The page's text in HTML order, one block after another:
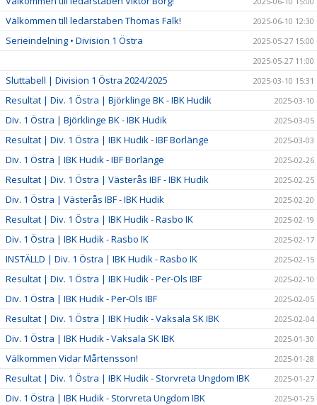
Välkommen till ledarstaben Thomas Falk! 2025-06-10 12:30
Serieindelning • Division 1 Östra
2025-05-27 15:00
2025-05-27 11:00
Sluttabell | Division 1 Östra 2024/2025 2025-03-10 15:31
Resultat | Div. 1 Östra | Björklinge BK - IBK Hudik 2025-03-10
Div. 1 Östra | Björklinge BK - IBK Hudik 2025-03-05
Resultat | Div. 1 Östra | IBK Hudik - IBF Borlänge 2025-03-03
Div. 1 Östra | IBK Hudik - IBF Borlänge 2025-02-26
Resultat | Div. 1 Östra | Västerås IBF - IBK Hudik 2025-02-25
Div. 1 Östra | Västerås IBF - IBK Hudik 2025-02-20
Resultat | Div. 1 Östra | IBK Hudik - Rasbo IK 2025-02-19
Div. 1 Östra | IBK Hudik - Rasbo IK 2025-02-17
INSTÄLLD | Div. 1 Östra | IBK Hudik - Rasbo IK 2025-02-15
Resultat | Div. 1 Östra | IBK Hudik - Per-Ols IBF 2025-02-10
Div. 1 Östra | IBK Hudik - Per-Ols IBF 2025-02-05
Resultat | Div. 1 Östra | IBK Hudik - Vaksala SK IBK 2025-02-04
Div. 1 Östra | IBK Hudik - Vaksala SK IBK 2025-01-30
Välkommen Vidar Mårtensson! 2025-01-28
Resultat | Div. 1 Östra | IBK Hudik - Storvreta Ungdom IBK 2025-01-27
Div. 1 Östra | IBK Hudik - Storvreta Ungdom IBK 2025-01-25